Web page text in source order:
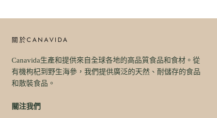
關於CANAVIDA
Canavida生產和提供來自全球各地的高品質食品和食材。從
有機枸杞到野生海參，我們提供廣泛的天然、耐儲存的食品
和散裝食品。
關注我們